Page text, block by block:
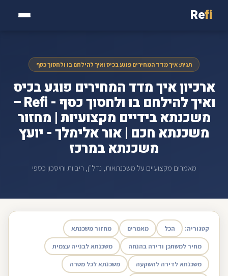
Refi
תגית: איך מדד המחירים פוגע בכיס ואיך להילחם בו ולחסוך כסף
ארכיון איך מדד המחירים פוגע בכיס
ואיך להילחם בו ולחסוך כסף - Refi –
משכנתא בידיים מקצועיות | מחזור
משכנתא חכם | אור אלימלך - יועץ
משכנתא במרכז
מאמרים מקצועיים על משכנתאות, נדל"ן, ריביות וחיסכון כספי
קטגוריה: הכל מאמרים מחזור משכנתא
מחיר למשתכן ודירה בהנחה משכנתא לבנייה עצמית
משכנתא לדירה להשקעה משכנתא לכל מטרה